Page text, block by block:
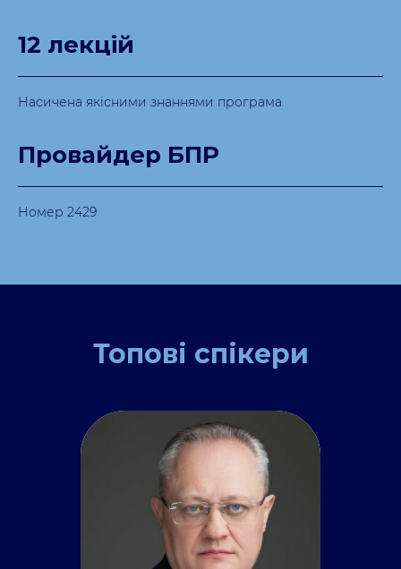
12 лекцій
Насичена якісними знаннями програма
Провайдер БПР
Номер 2429
Топові спікери